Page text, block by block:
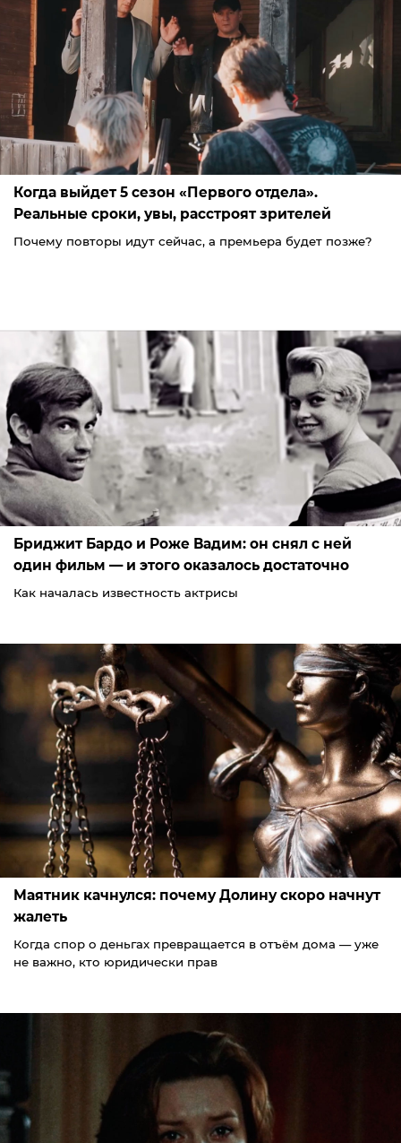
Когда выйдет 5 сезон «Первого отдела».
Реальные сроки, увы, расстроят зрителей
Почему повторы идут сейчас, а премьера будет позже?
Бриджит Бардо и Роже Вадим: он снял с ней
один фильм — и этого оказалось достаточно
Как началась известность актрисы
Маятник качнулся: почему Долину скоро начнут
жалеть
Когда спор о деньгах превращается в отъём дома — уже
не важно, кто юридически прав